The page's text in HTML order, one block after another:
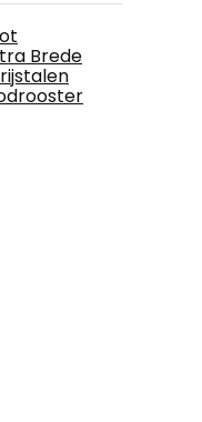
Brede